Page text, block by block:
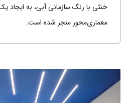
خنثی با رنگ سازمانی آبی، به ایجاد
معماری‌محور منجر شده است.